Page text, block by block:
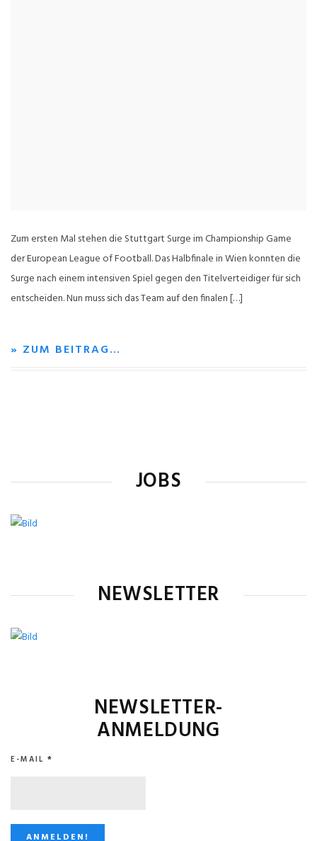
Zum ersten Mal stehen die Stuttgart Surge im Championship Game
der European League of Football. Das Halbfinale in Wien konnten die
Surge nach einem intensiven Spiel gegen den Titelverteidiger für sich
entscheiden. Nun muss sich das Team auf den finalen […]
» ZUM BEITRAG…
JOBS
NEWSLETTER
NEWSLETTER-
ANMELDUNG
E-MAIL *